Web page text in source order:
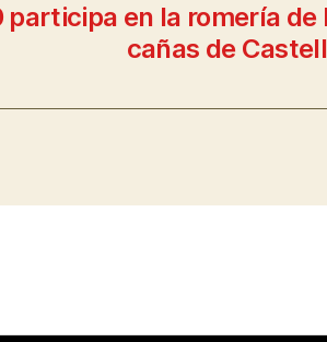
participa en la romería de
cañas de